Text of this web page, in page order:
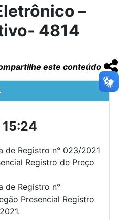
–
4814
este conteúdo
de Registro n° 023/2021
Registro de Preço
de Registro n°
Presencial Registro